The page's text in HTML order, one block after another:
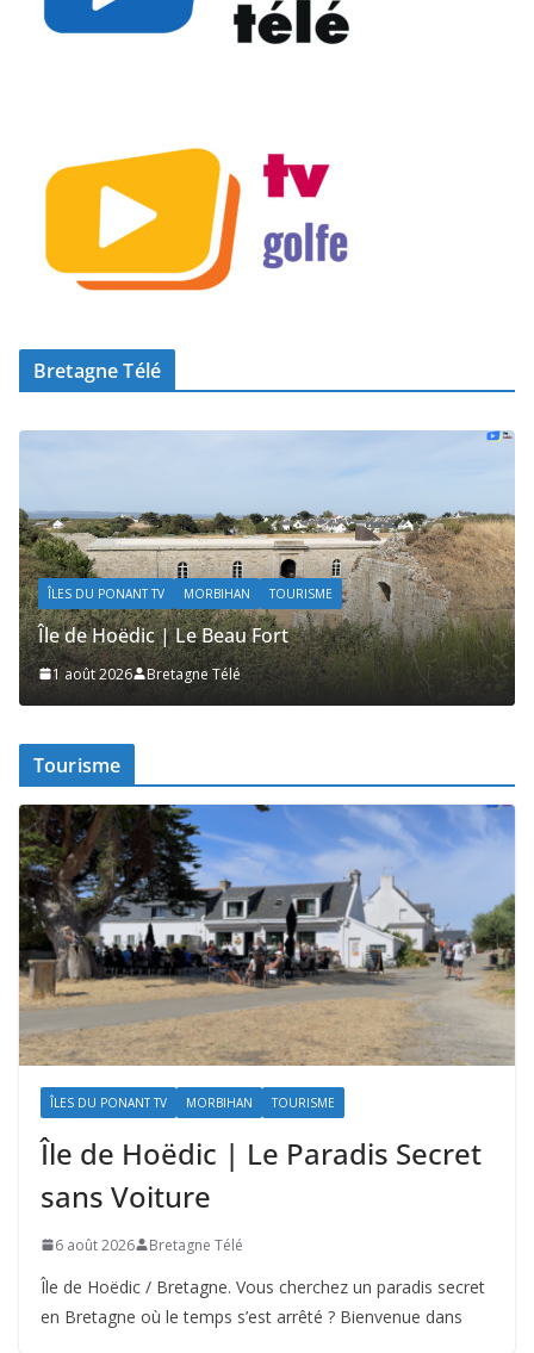
Bretagne Télé
ÎLES DU PONANT TV MORBIHAN TOURISME
Île de Hoëdic | Le Beau Fort
1 août 2026 Bretagne Télé
Tourisme
ÎLES DU PONANT TV MORBIHAN TOURISME
Île de Hoëdic | Le Paradis Secret
sans Voiture
6 août 2026 Bretagne Télé
Île de Hoëdic / Bretagne. Vous cherchez un paradis secret
en Bretagne où le temps s’est arrêté ? Bienvenue dans